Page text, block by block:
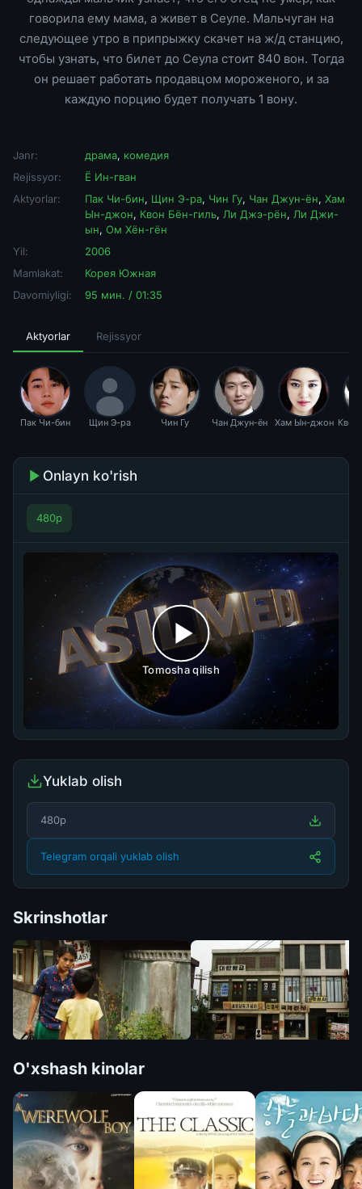
говорила ему мама, а живет в Сеуле. Мальчуган на
следующее утро в припрыжку скачет на ж/д станцию,
чтобы узнать, что билет до Сеула стоит 840 вон. Тогда
он решает работать продавцом мороженого, и за
каждую порцию будет получать 1 вону.
Janr: драма, комедия
Rejissyor:
Ё Ин-гван
Aktyorlar:
Пак Чи-бин, Щин Э-ра, Чин Гу, Чан Джун-ён, Хам
Ын-джон, Квон Бён-гиль, Ли Джэ-рён, Ли Джи-
ын, Ом Хён-гён
Yil:
2006
Mamlakat:
Корея Южная
Davomiyligi:
95 мин. / 01:35
Aktyorlar Rejissyor
Пак Чи-бин Щин Э-ра Чин Гу Чан Джун-ён Хам Ын-джон Квон
Onlayn ko'rish
480p
Tomosha qilish
Yuklab olish
480p
Telegram orqali yuklab olish
Skrinshotlar
O'xshash kinolar